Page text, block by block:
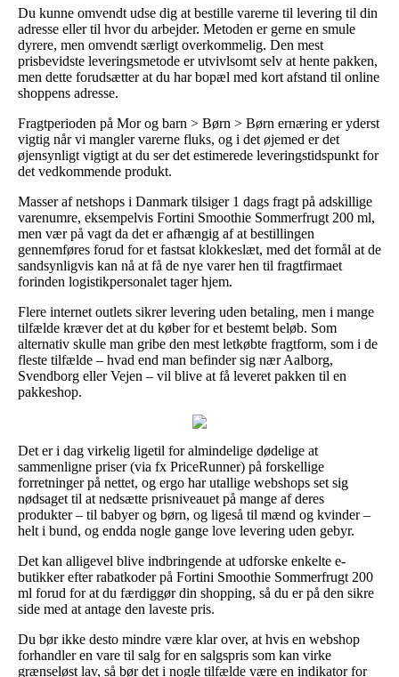
Du kunne omvendt udse dig at bestille varerne til levering til din
adresse eller til hvor du arbejder. Metoden er gerne en smule
dyrere, men omvendt særligt overkommelig. Den mest
prisbevidste leveringsmetode er utvivlsomt selv at hente pakken,
men dette forudsætter at du har bopæl med kort afstand til online
shoppens adresse.
Fragtperioden på Mor og barn > Børn > Børn ernæring er yderst
vigtig når vi mangler varerne fluks, og i det øjemed er det
øjensynligt vigtigt at du ser det estimerede leveringstidspunkt for
det vedkommende produkt.
Masser af netshops i Danmark tilsiger 1 dags fragt på adskillige
varenumre, eksempelvis Fortini Smoothie Sommerfrugt 200 ml,
men vær på vagt da det er afhængig af at bestillingen
gennemføres forud for et fastsat klokkeslæt, med det formål at de
sandsynligvis kan nå at få de nye varer hen til fragtfirmaet
forinden logistikpersonalet tager hjem.
Flere internet outlets sikrer levering uden betaling, men i mange
tilfælde kræver det at du køber for et bestemt beløb. Som
alternativ skulle man gribe den mest letkøbte fragtform, som i de
fleste tilfælde – hvad end man befinder sig nær Aalborg,
Svendborg eller Vejen – vil blive at få leveret pakken til en
pakkeshop.
Det er i dag virkelig ligetil for almindelige dødelige at
sammenligne priser (via fx PriceRunner) på forskellige
forretninger på nettet, og ergo har utallige webshops set sig
nødsaget til at nedsætte prisniveauet på mange af deres
produkter – til babyer og børn, og ligeså til mænd og kvinder –
helt i bund, og endda nogle gange love levering uden gebyr.
Det kan alligevel blive indbringende at udforske enkelte e-
butikker efter rabatkoder på Fortini Smoothie Sommerfrugt 200
ml forud for at du færdiggør din shopping, så du er på den sikre
side med at antage den laveste pris.
Du bør ikke desto mindre være klar over, at hvis en webshop
forhandler en vare til salg for en salgspris som kan virke
grænseløst lav, så bør det i nogle tilfælde være en indikator for